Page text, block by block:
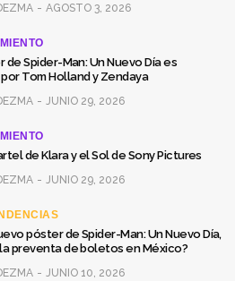
AGOSTO 3, 2026
de Spider-Man: Un Nuevo Día es
Tom Holland y Zendaya
JUNIO 29, 2026
de Klara y el Sol de Sony Pictures
JUNIO 29, 2026
póster de Spider-Man: Un Nuevo Día,
preventa de boletos en México?
JUNIO 10, 2026